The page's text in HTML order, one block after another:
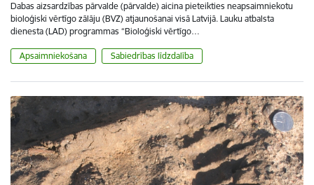
Dabas aizsardzības pārvalde (pārvalde) aicina pieteikties neapsaimniekotu
bioloģiski vērtīgo zālāju (BVZ) atjaunošanai visā Latvijā. Lauku atbalsta
dienesta (LAD) programmas “Bioloģiski vērtīgo…
Apsaimniekošana Sabiedrības līdzdalība